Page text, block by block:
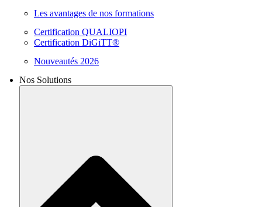
Les avantages de nos formations
Certification QUALIOPI
Certification DiGiTT®
Nouveautés 2026
Nos Solutions